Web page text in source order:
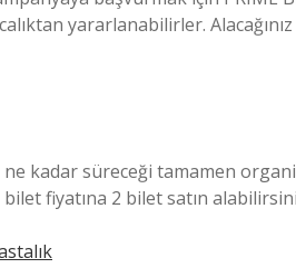
yararlanabilirler.
ne kadar süreceği tamamen
fiyatına 2 bilet satın